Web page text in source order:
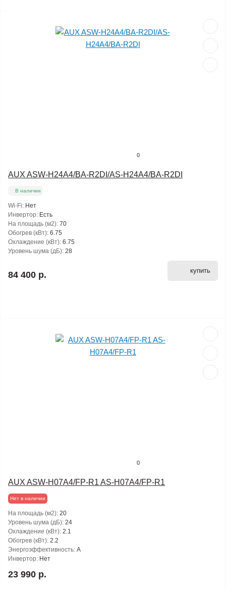
0
AUX ASW-H24A4/BA-R2DI/AS-H24A4/BA-R2DI
В наличии
Wi-Fi: Нет
Инвертор: Есть
На площадь (м2): 70
Обогрев (кВт): 6.75
Охлаждение (кВт): 6.75
Уровень шума (дБ): 28
84 400 р. купить
0
AUX ASW-H07A4/FP-R1 AS-H07A4/FP-R1
Нет в наличии
На площадь (м2): 20
Уровень шума (дБ): 24
Охлаждение (кВт): 2.1
Обогрев (кВт): 2.2
Энергоэффективность: A
Инвертор: Нет
23 990 р.